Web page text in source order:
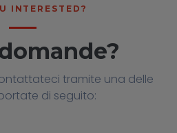
INTERESTED?
tramite una delle
di seguito: